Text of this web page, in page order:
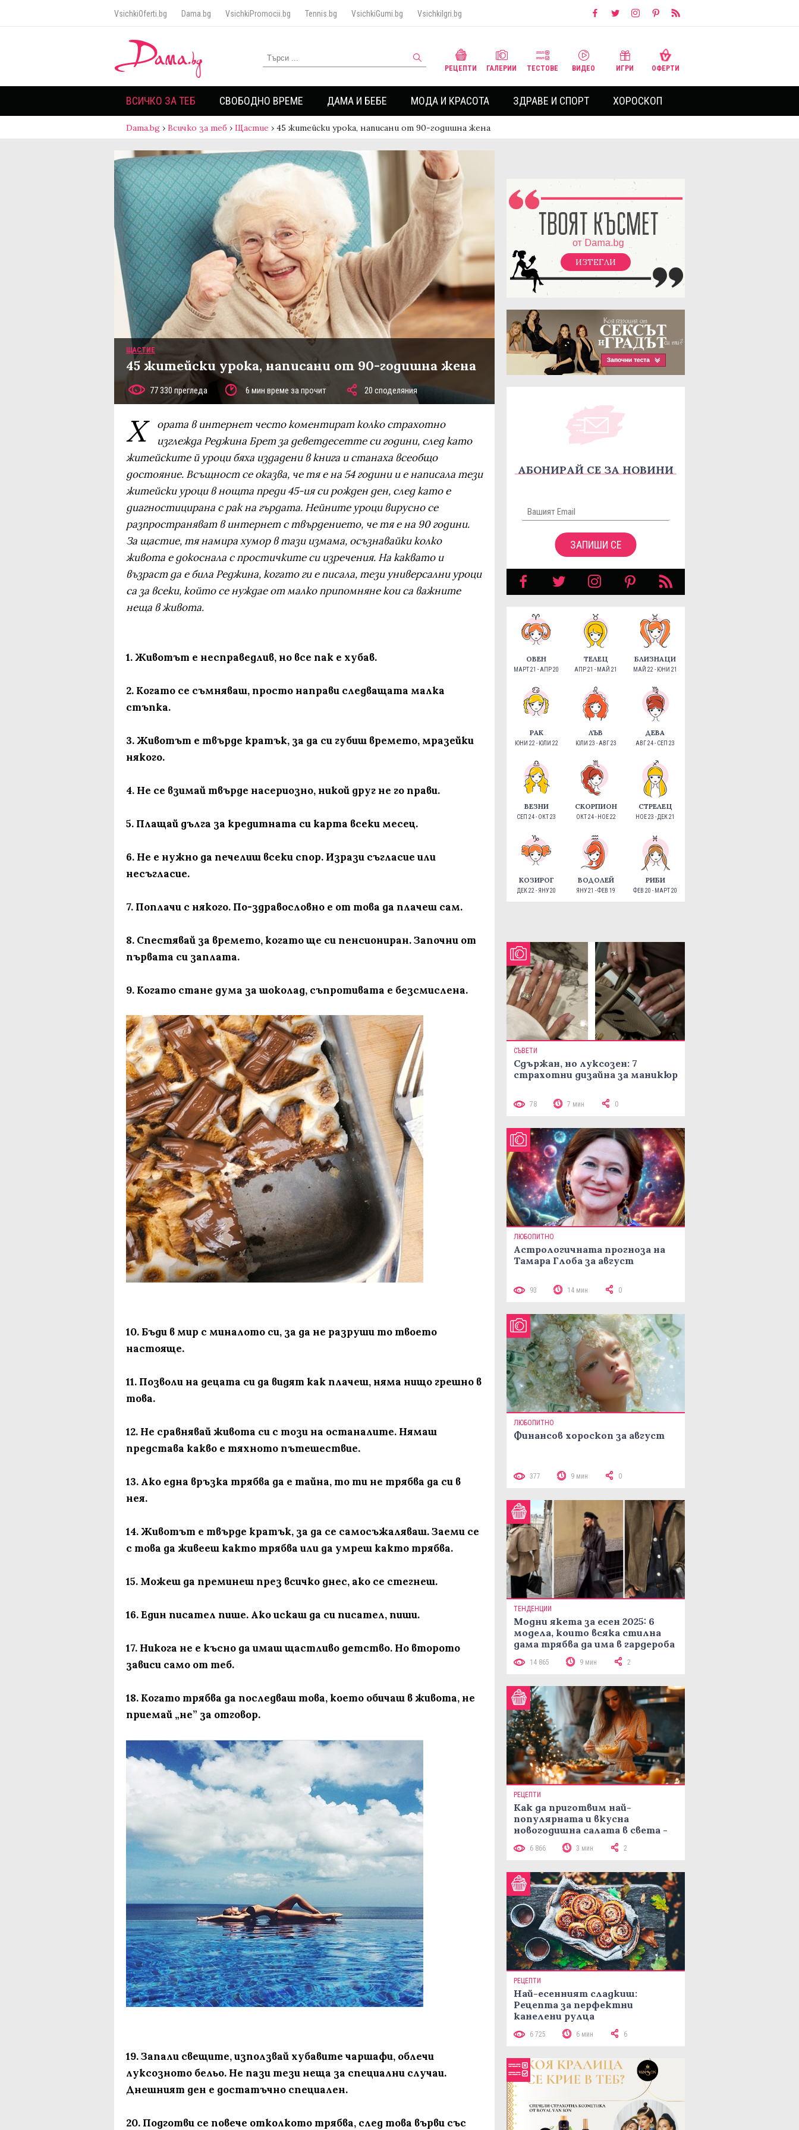
VsichkiOferti.bg Dama.bg VsichkiPromocii.bg Tennis.bg VsichkiGumi.bg VsichkiIgri.bg
РЕЦЕПТИ ГАЛЕРИИ ТЕСТОВЕ ВИДЕО ИГРИ ОФЕРТИ
ВСИЧКО ЗА ТЕБ СВОБОДНО ВРЕМЕ ДАМА И БЕБЕ МОДА И КРАСОТА ЗДРАВЕ И СПОРТ ХОРОСКОП
Dama.bg › Всичко за теб › Щастие › 45 житейски урока, написани от 90-годишна жена
ЩАСТИЕ
45 житейски урока, написани от 90-годишна жена
77 330 прегледа 6 мин време за прочит 20 споделяния
Х
ората в интернет често коментират колко страхотно
изглежда Реджина Брет за деветдесетте си години, след като
житейските й уроци бяха издадени в книга и станаха всеобщо
достояние. Всъщност се оказва, че тя е на 54 години и е написала тези
житейски уроци в нощта преди 45-ия си рожден ден, след като е
диагностицирана с рак на гърдата. Нейните уроци вирусно се
разпространяват в интернет с твърдението, че тя е на 90 години.
За щастие, тя намира хумор в тази измама, осъзнавайки колко
живота е докоснала с простичките си изречения. На каквато и
възраст да е била Реджина, когато ги е писала, тези универсални уроци
са за всеки, който се нуждае от малко припомняне кои са важните
неща в живота.
1. Животът е несправедлив, но все пак е хубав.
2. Когато се съмняваш, просто направи следващата малка
стъпка.
3. Животът е твърде кратък, за да си губиш времето, мразейки
някого.
4. Не се взимай твърде насериозно, никой друг не го прави.
5. Плащай дълга за кредитната си карта всеки месец.
6. Не е нужно да печелиш всеки спор. Изрази съгласие или
несъгласие.
7. Поплачи с някого. По-здравословно е от това да плачеш сам.
8. Спестявай за времето, когато ще си пенсиониран. Започни от
първата си заплата.
9. Когато стане дума за шоколад, съпротивата е безсмислена.
10. Бъди в мир с миналото си, за да не разруши то твоето
настояще.
11. Позволи на децата си да видят как плачеш, няма нищо грешно в
това.
12. Не сравнявай живота си с този на останалите. Нямаш
представа какво е тяхното пътешествие.
13. Ако една връзка трябва да е тайна, то ти не трябва да си в
нея.
14. Животът е твърде кратък, за да се самосъжаляваш. Заеми се
с това да живееш както трябва или да умреш както трябва.
15. Можеш да преминеш през всичко днес, ако се стегнеш.
16. Един писател пише. Ако искаш да си писател, пиши.
17. Никога не е късно да имаш щастливо детство. Но второто
зависи само от теб.
18. Когато трябва да последваш това, което обичаш в живота, не
приемай „не” за отговор.
19. Запали свещите, използвай хубавите чаршафи, облечи
луксозното бельо. Не пази тези неща за специални случаи.
Днешният ден е достатъчно специален.
20. Подготви се повече отколкото трябва, след това върви със
ИЗТЕГЛИ
АБОНИРАЙ СЕ ЗА НОВИНИ
ЗАПИШИ СЕ
ОВЕН
МАРТ 21 - АПР 20
ТЕЛЕЦ
АПР 21 - МАЙ 21
БЛИЗНАЦИ
МАЙ 22 - ЮНИ 21
РАК
ЮНИ 22 - ЮЛИ 22
ЛЪВ
ЮЛИ 23 - АВГ 23
ДЕВА
АВГ 24 - СЕП 23
ВЕЗНИ
СЕП 24 - ОКТ 23
СКОРПИОН
ОКТ 24 - НОЕ 22
СТРЕЛЕЦ
НОЕ 23 - ДЕК 21
КОЗИРОГ
ДЕК 22 - ЯНУ 20
ВОДОЛЕЙ
ЯНУ 21 - ФЕВ 19
РИБИ
ФЕВ 20 - МАРТ 20
СЪВЕТИ
Сдържан, но луксозен: 7
страхотни дизайна за маникюр
78 7 мин 0
ЛЮБОПИТНО
Астрологичната прогноза на
Тамара Глоба за август
93 14 мин 0
ЛЮБОПИТНО
Финансов хороскоп за август
377 9 мин 0
ТЕНДЕНЦИИ
Модни якета за есен 2025: 6
модела, които всяка стилна
дама трябва да има в гардероба
14 865 9 мин 2
РЕЦЕПТИ
Как да приготвим най-
популярната и вкусна
новогодишна салата в света -
рецепта Мимоза
6 866 3 мин 2
РЕЦЕПТИ
Най-есенният сладкиш:
Рецепта за перфектни
канелени рулца
6 725 6 мин 6